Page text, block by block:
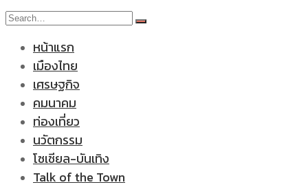
หน้าแรก
เมืองไทย
เศรษฐกิจ
คมนาคม
ท่องเที่ยว
นวัตกรรม
โซเชียล-บันเทิง
Talk of the Town